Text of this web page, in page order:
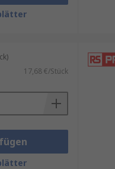
17,68 €/Stück